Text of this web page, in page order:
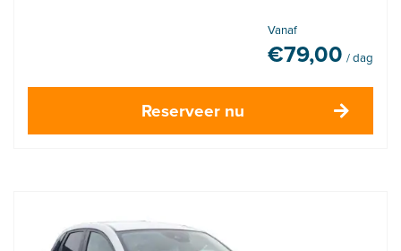
Vanaf
€79,00 / dag
Reserveer nu